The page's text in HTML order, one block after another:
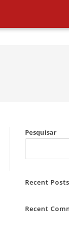
Pesquisar
Recent Posts
Recent